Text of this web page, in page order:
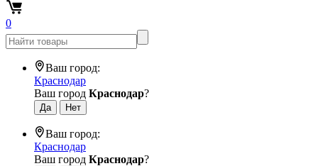
0
Ваш город:
Краснодар
Ваш город Краснодар?
Ваш город:
Краснодар
Ваш город Краснодар?